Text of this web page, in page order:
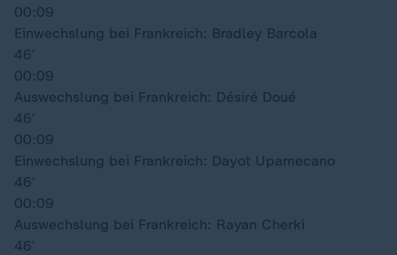
00:09
Einwechslung bei Frankreich: Bradley Barcola
46′
00:09
Auswechslung bei Frankreich: Désiré Doué
46′
00:09
Einwechslung bei Frankreich: Dayot Upamecano
46′
00:09
Auswechslung bei Frankreich: Rayan Cherki
46′